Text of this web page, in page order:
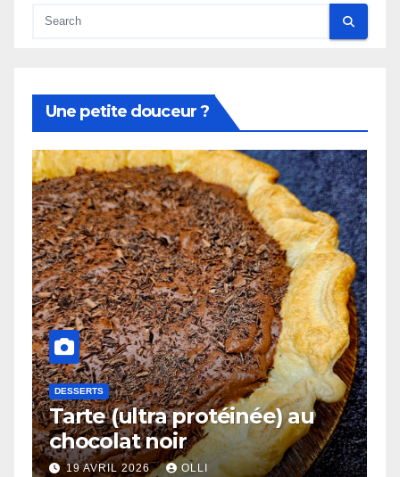
Une petite douceur ?
DESSERTS
Tarte (ultra protéinée) au
chocolat noir
19 AVRIL 2026 OLLI